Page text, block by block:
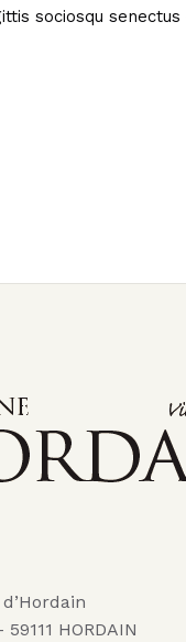
sociosqu
Coast you should
HORDAIN